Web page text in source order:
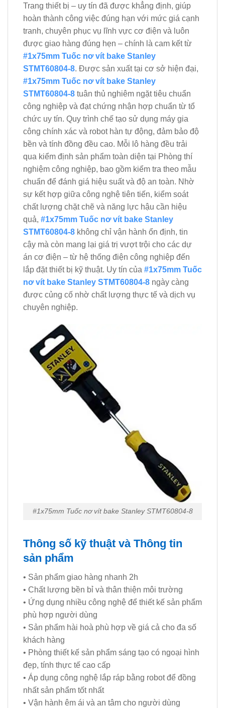
Trang thiết bị – uy tín đã được khẳng định, giúp
hoàn thành công việc đúng hạn với mức giá cạnh
tranh, chuyên phục vụ lĩnh vực cơ điện và luôn
được giao hàng đúng hẹn – chính là cam kết từ
#1x75mm Tuốc nơ vít bake Stanley
STMT60804-8. Được sản xuất tại cơ sở hiện đại,
#1x75mm Tuốc nơ vít bake Stanley
STMT60804-8 tuân thủ nghiêm ngặt tiêu chuẩn
công nghiệp và đạt chứng nhận hợp chuẩn từ tổ
chức uy tín. Quy trình chế tạo sử dụng máy gia
công chính xác và robot hàn tự động, đảm bảo độ
bền và tính đồng đều cao. Mỗi lô hàng đều trải
qua kiểm định sản phẩm toàn diện tại Phòng thí
nghiệm công nghiệp, bao gồm kiểm tra theo mẫu
chuẩn để đánh giá hiệu suất và độ an toàn. Nhờ
sự kết hợp giữa công nghệ tiên tiến, kiểm soát
chất lượng chặt chẽ và năng lực hậu cần hiệu
quả, #1x75mm Tuốc nơ vít bake Stanley
STMT60804-8 không chỉ vận hành ổn định, tin
cậy mà còn mang lại giá trị vượt trội cho các dự
án cơ điện – từ hệ thống điện công nghiệp đến
lắp đặt thiết bị kỹ thuật. Uy tín của #1x75mm Tuốc
nơ vít bake Stanley STMT60804-8 ngày càng
được củng cố nhờ chất lượng thực tế và dịch vụ
chuyên nghiệp.
#1x75mm Tuốc nơ vít bake Stanley STMT60804-8
Thông số kỹ thuật và Thông tin
sản phẩm
• Sản phẩm giao hàng nhanh 2h
• Chất lượng bền bỉ và thân thiện môi trường
• Ứng dụng nhiều công nghệ để thiết kế sản phẩm
phù hợp người dùng
• Sản phẩm hài hoà phù hợp về giá cả cho đa số
khách hàng
• Phòng thiết kế sản phẩm sáng tạo có ngoại hình
đẹp, tính thực tế cao cấp
• Áp dụng công nghệ lắp ráp bằng robot để đồng
nhất sản phẩm tốt nhất
• Vận hành êm ái và an tâm cho người dùng